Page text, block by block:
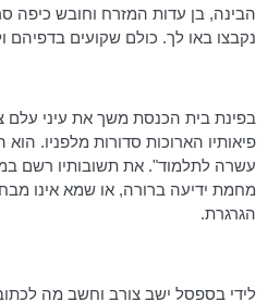
הבינה, בן עדות המזרח וחובש כיפה
נקבצו באו לך. כולם שקועים בדפיהם
בפינת בית הכנסת משך את עיני עלם
פיאותיו הארוכות סדורות מלפניו.
עשרה לתלמוד". את תשובותיו רשם
מחמת ידיעה ברורה, או שמא אינו
הגרגרת.
לידי בספסל ישב צורב וחשב מה